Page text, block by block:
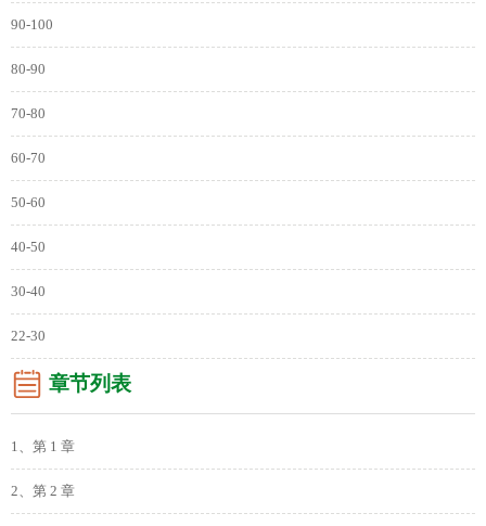
90-100
80-90
70-80
60-70
50-60
40-50
30-40
22-30
章节列表
1、第 1 章
2、第 2 章